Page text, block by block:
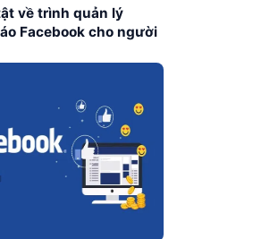
về trình quản lý
Facebook cho người